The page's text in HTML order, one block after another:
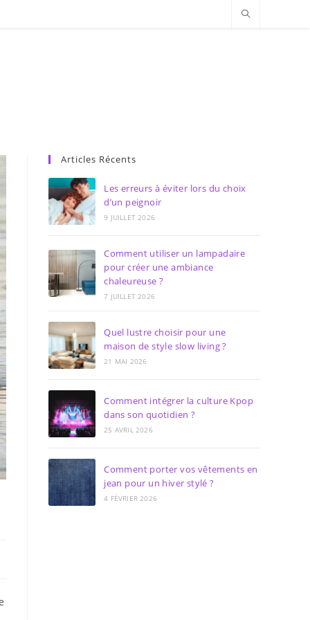
Articles Récents
Les erreurs à éviter lors du choix
d’un peignoir
9 JUILLET 2026
Comment utiliser un lampadaire
pour créer une ambiance
chaleureuse ?
7 JUILLET 2026
Quel lustre choisir pour une
maison de style slow living ?
21 MAI 2026
Comment intégrer la culture Kpop
dans son quotidien ?
25 AVRIL 2026
Comment porter vos vêtements en
jean pour un hiver stylé ?
4 FÉVRIER 2026